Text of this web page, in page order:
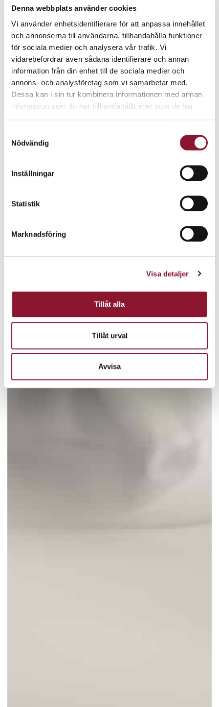
Denna webbplats använder cookies
Vi använder enhetsidentifierare för att anpassa innehållet
och annonserna till användarna, tillhandahålla funktioner
för sociala medier och analysera vår trafik. Vi
vidarebefordrar även sådana identifierare och annan
information från din enhet till de sociala medier och
annons- och analysföretag som vi samarbetar med.
Dessa kan i sin tur kombinera informationen med annan
information som du har tillhandahållit eller som de har
Nödvändig
Inställningar
Statistik
Marknadsföring
Visa detaljer
Tillåt alla
Tillåt urval
Avvisa